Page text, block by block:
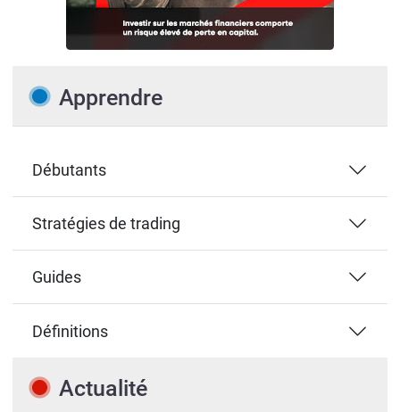
Apprendre
Débutants
Stratégies de trading
Guides
Définitions
Actualité